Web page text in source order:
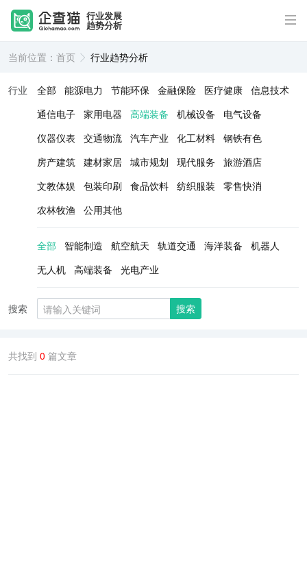
行业发展
趋势分析
当前位置： 首页 行业趋势分析
行业 全部 能源电力 节能环保 金融保险 医疗健康 信息技术
通信电子 家用电器 高端装备 机械设备
电气设备
仪器仪表
交通物流 汽车产业 化工材料 钢铁有色
房产建筑 建材家居 城市规划 现代服务
旅游酒店
文教体娱
包装印刷 食品饮料 纺织服装
零售快消
农林牧渔
公用其他
全部 智能制造 航空航天 轨道交通 海洋装备
机器人
无人机 高端装备 光电产业
搜索 搜索
共找到 0 篇文章